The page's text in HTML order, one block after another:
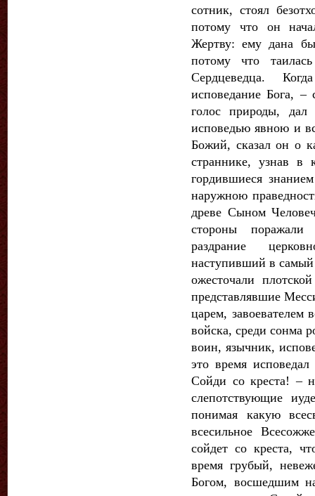
сотник, стоял
потому что он
Жертву: ему дана
потому что
Сердцеведца.
исповедание Бога, –
голос природы, дал
исповедью явною и
Божий, сказал он о
страннике, узнав в
гордившиеся
наружною
древе Сыном
стороны поражали
раздрание
наступивший в самый
ожесточали
представлявшие
царем, завоевателем
войска, среди сонма
воин, язычник,
это время
Сойди со креста! –
слепотствующие
понимая какую
всесильное
сойдет со креста,
время грубый,
Богом, восшедшим